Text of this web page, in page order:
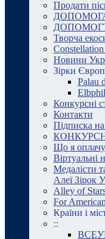
Продати
Творча
Новини
Зірки
Palau
Конкурсні
Контакти
Підписка
Що я
Віртуальні
Медалісти
Алеї Зірок
Alley of
For
Країни і
::